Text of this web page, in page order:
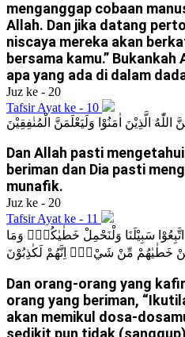
menganggap cobaan
Allah. Dan jika datang
niscaya mereka akan
bersama kamu.”
apa yang ada di dalam
Juz ke - 20
Tafsir Ayat ke - 10
اللّٰهُ الَّذِيْنَ اٰمَنُوْا وَلَيَعْلَمَنَّ الْمُنٰفِقِيْنَ
Dan Allah pasti
beriman dan Dia pasti
munafik.
Juz ke - 20
Tafsir Ayat ke - 11
اتَّبِعُوْا سَبِيْلَنَا وَلْنَحْمِلْ خَطٰيٰكُمْۗ وَمَا
خَطٰيٰهُمْ مِّنْ شَيْءٍۗ اِنَّهُمْ لَكٰذِبُوْنَ
Dan orang-orang yang
orang yang beriman,
akan memikul dosa-
sedikit pun tidak